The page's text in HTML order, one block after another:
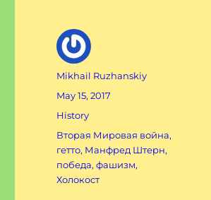
Author
Mikhail Ruzhanskiy
Posted
on
May 15, 2017
Categories
History
Tags
Вторая Мировая война,
гетто, Манфред Штерн,
победа,фашизм,
Холокост